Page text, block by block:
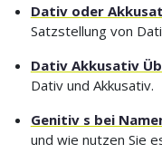
Dativ oder
Satzstellung von
Dativ Akkusativ
Dativ und Akkusativ.
Genitiv s bei
und wie nutzen Sie